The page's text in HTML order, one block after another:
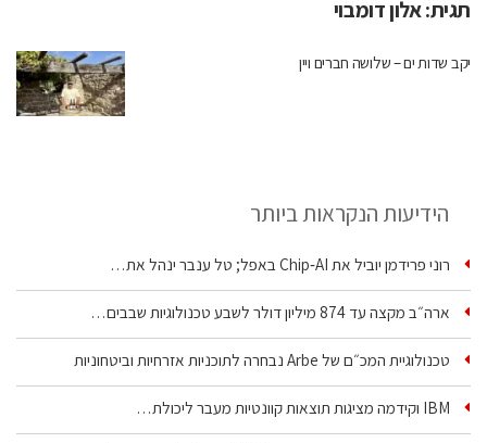
תגית:אלון דומבוי
יקב שדות ים – שלושה חברים ויין
הידיעות הנקראות ביותר
רוני פרידמן יוביל את Chip‑AI באפל; טל ענבר ינהל את…
ארה״ב מקצה עד 874 מיליון דולר לשבע טכנולוגיות שבבים…
טכנולוגיית המכ״ם של Arbe נבחרה לתוכניות אזרחיות וביטחוניות
IBM וקידמה מציגות תוצאות קוונטיות מעבר ליכולת…